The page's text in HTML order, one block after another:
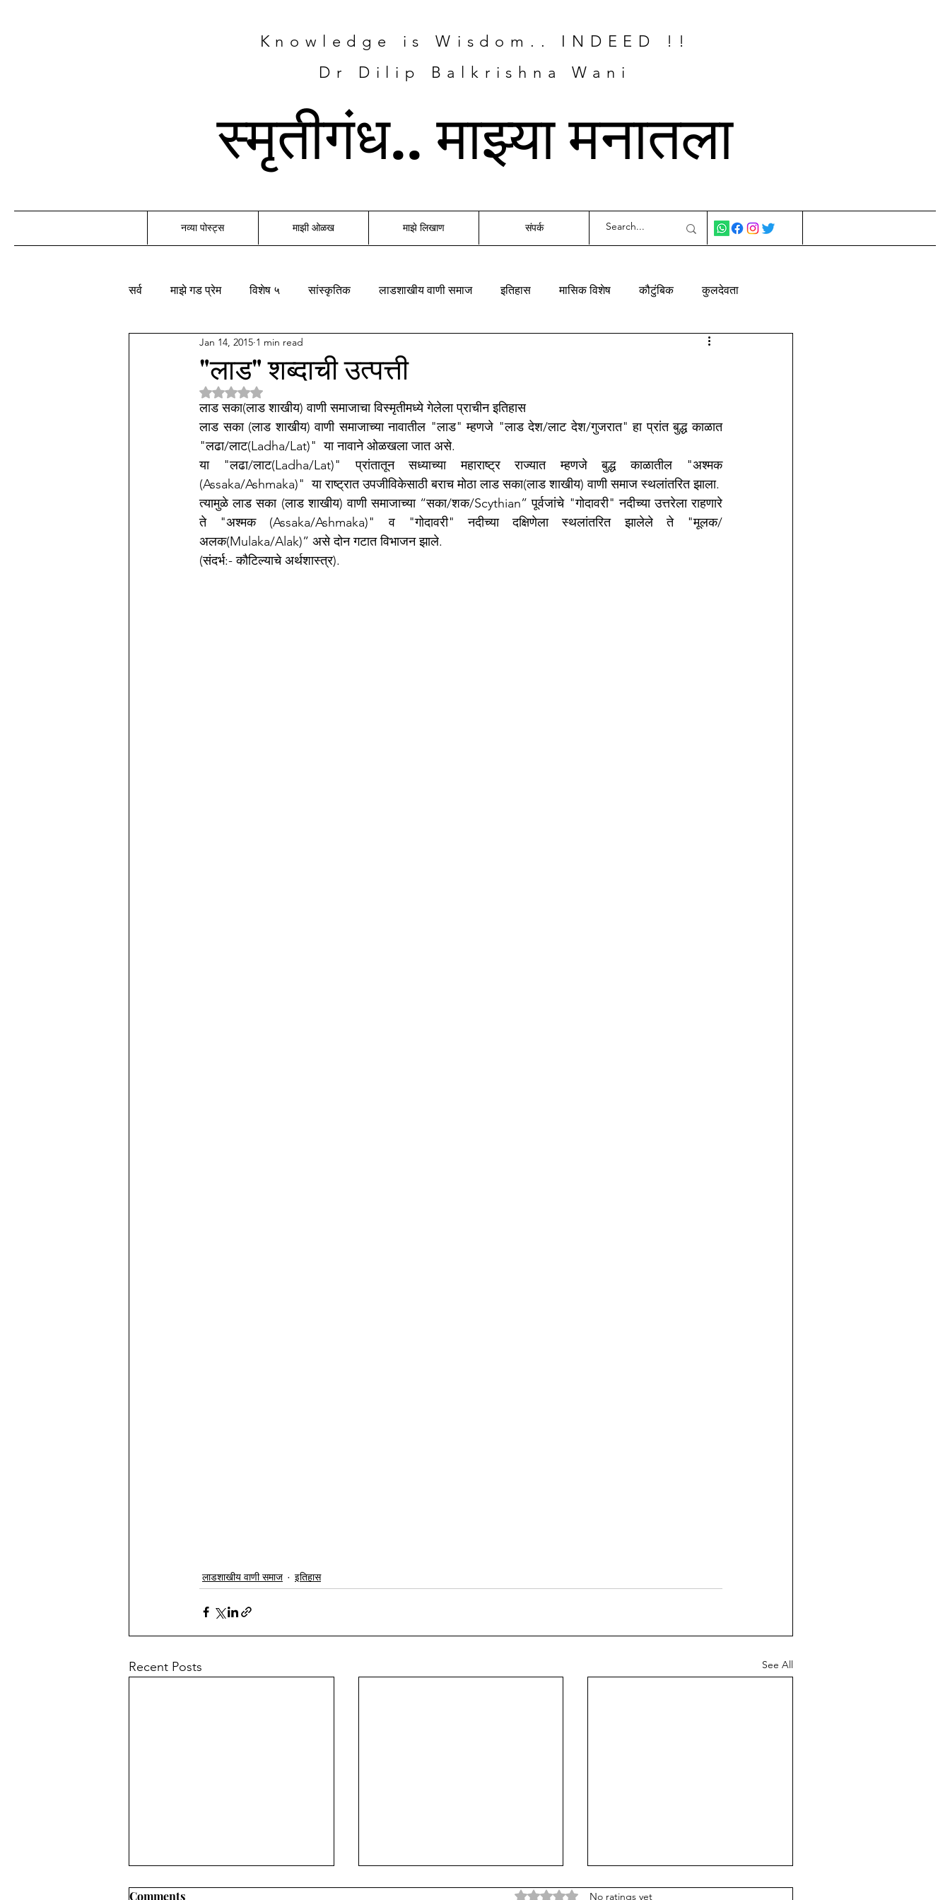
Knowledge is Wisdom.. INDEED !!
Dr Dilip Balkrishna Wani
स्मृतीगंध.. माझ्या मनातला
नव्या पोस्ट्स माझी ओळख माझे लिखाण संपर्क
सर्व माझे गड प्रेम विशेष ५ सांस्कृतिक लाडशाखीय वाणी समाज इतिहास मासिक विशेष कौटुंबिक कुलदेवता
अन्य वाणी समाज
पॅथाॅलाॅजी प्रॅक्टिस संगीत माझा नातू अगस्त्य मणिपूर संघर्ष
"लाड" शब्दाची उत्पत्ती
Jan 14, 2015 1 min read
Rated NaN out of 5 stars.
लाड सका(लाड शाखीय) वाणी समाजाचा विस्मृतीमध्ये गेलेला प्राचीन इतिहास
लाड सका (लाड शाखीय) वाणी समाजाच्या नावातील "लाड" म्हणजे "लाड देश/लाट देश/गुजरात" हा प्रांत बुद्ध काळात
"लढा/लाट(Ladha/Lat)"  या नावाने ओळखला जात असे.
या "लढा/लाट(Ladha/Lat)" प्रांतातून सध्याच्या महाराष्ट्र राज्यात म्हणजे बुद्ध काळातील "अश्मक
त्यामुळे लाड सका (लाड शाखीय) वाणी समाजाच्या “सका/शक/Scythian” पूर्वजांचे "गोदावरी" नदीच्या उत्तरेला राहणारे
ते "अश्मक (Assaka/Ashmaka)" व "गोदावरी" नदीच्या दक्षिणेला स्थलांतरित झालेले ते "मूलक/
अलक(Mulaka/Alak)” असे दोन गटात विभाजन झाले.
(संदर्भ:- कौटिल्याचे अर्थशास्त्र).
लाडशाखीय वाणी समाज इतिहास
Recent Posts See All
वाणी समाजामधील "सामाजिक उत्क्रांती
कुलग्रामे व कुलनामे
लाड सका(शाखीय) वाणी समाजातील
Comments Rated 0 out of 5 stars.
No ratings yet